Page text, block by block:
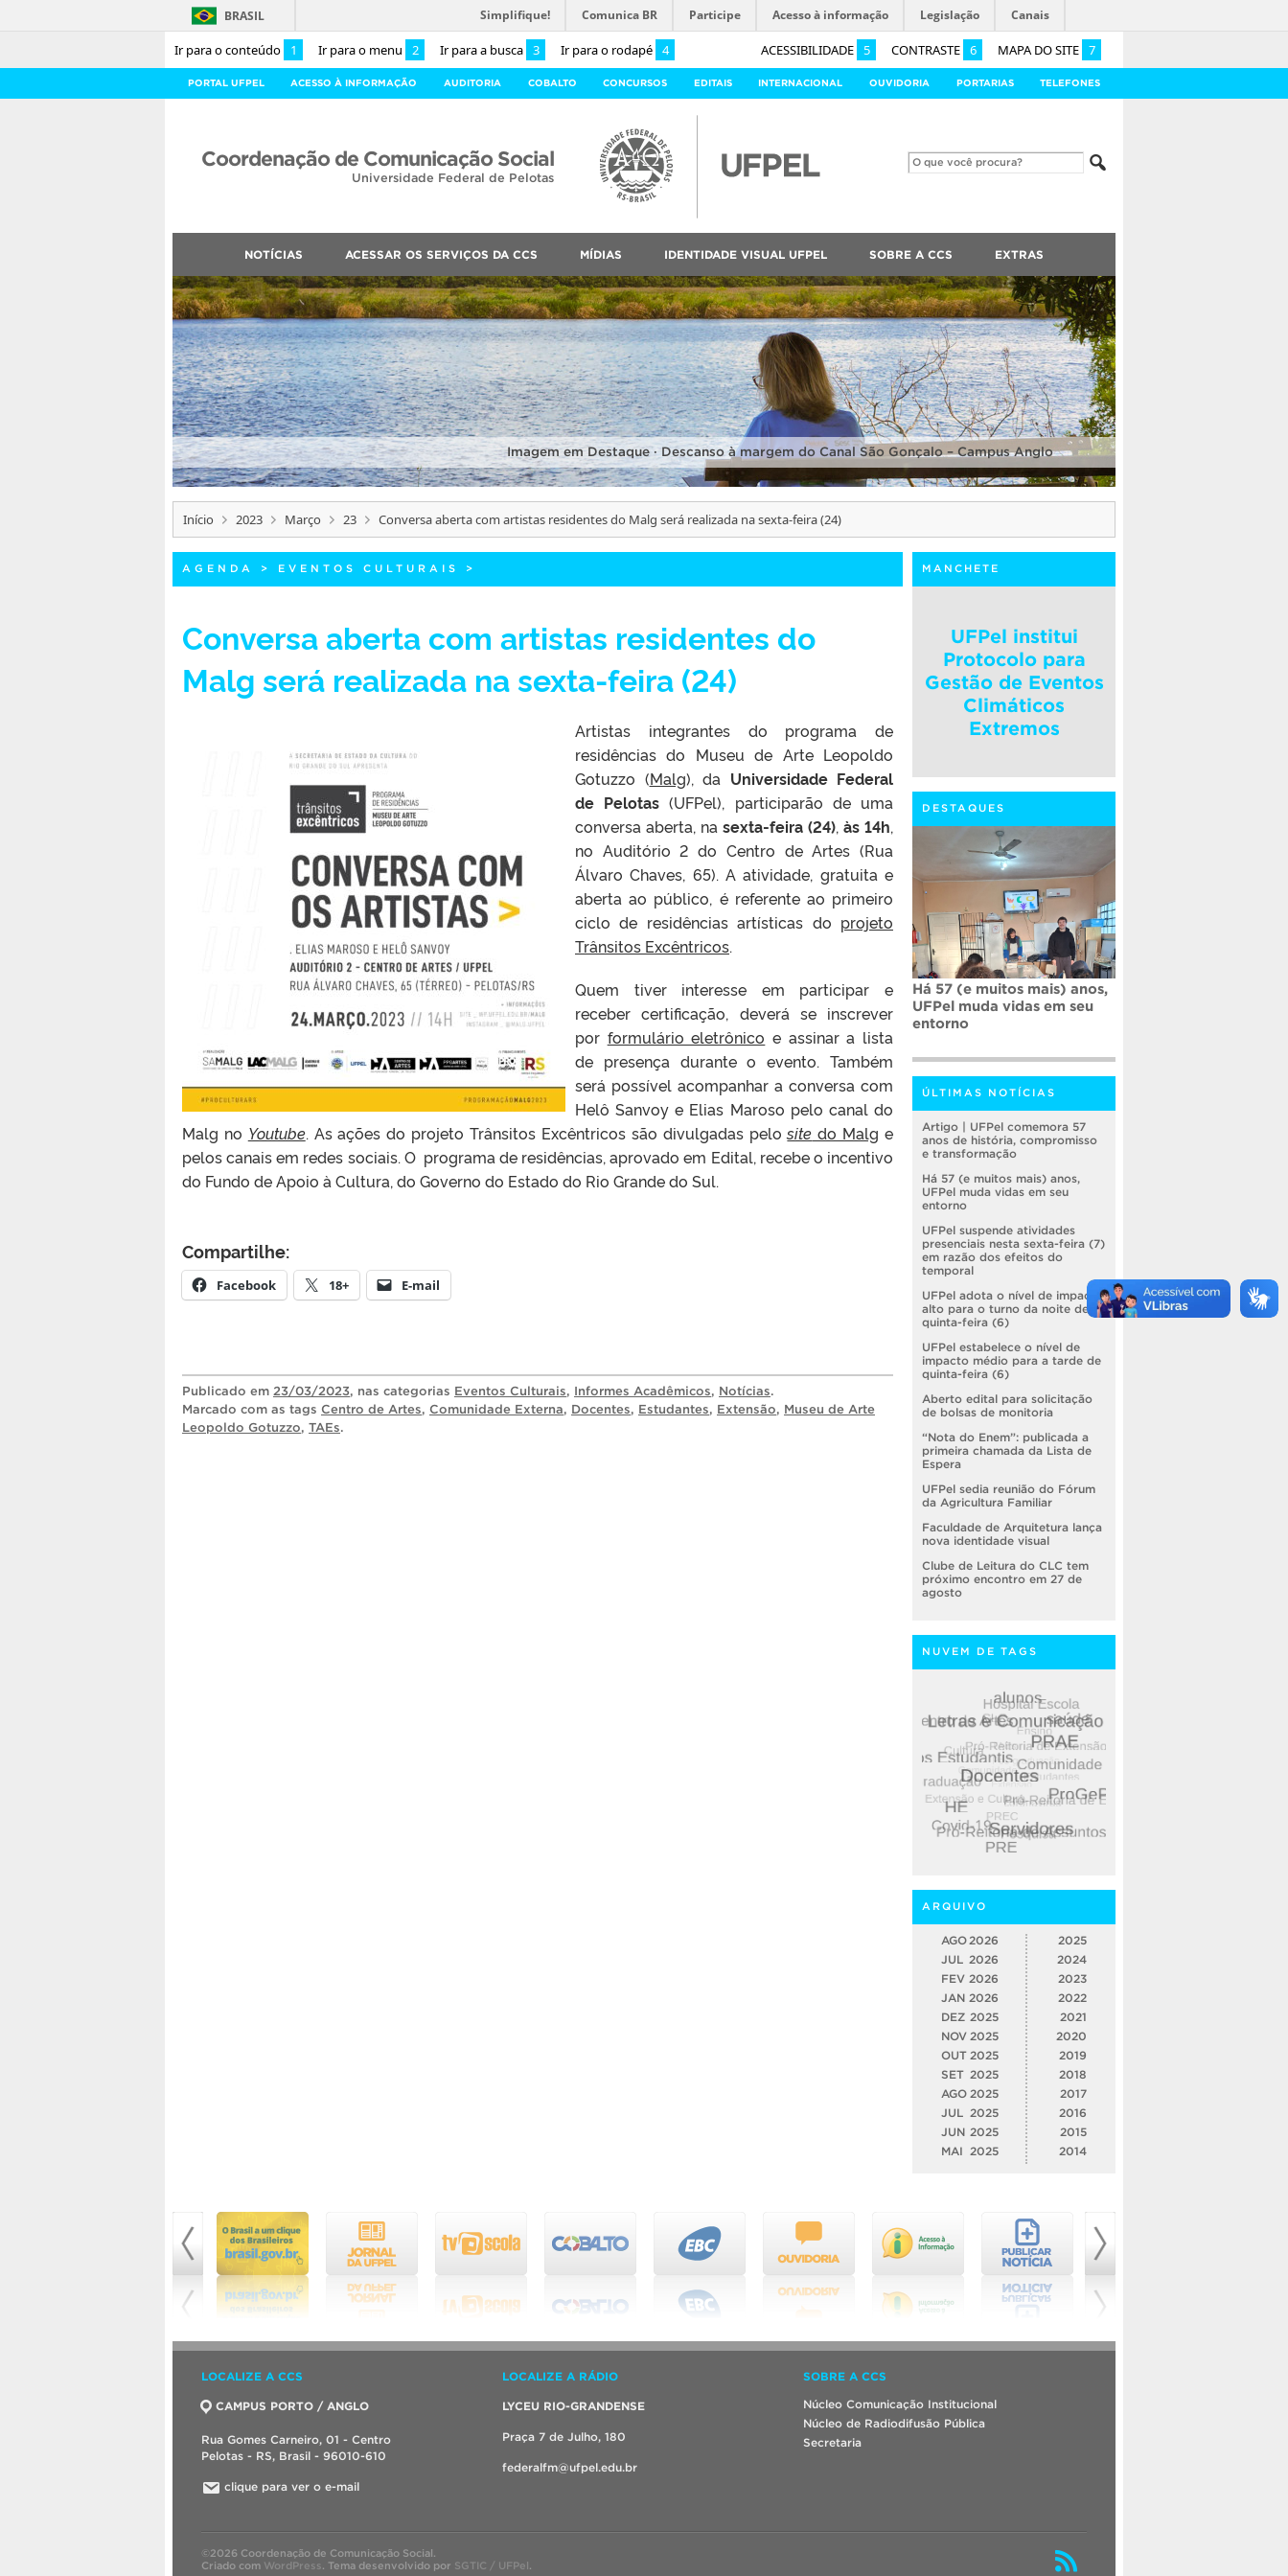
Ir para o conteúdo 1 Ir para o menu 2 Ir para a busca 3 Ir para o rodapé 4 ACESSIBILIDADE 5 CONTRASTE 6 MAPA DO SITE 7
BRASIL Simplifique! Comunica BR Participe Acesso à informação Legislação Canais
PORTAL UFPEL ACESSO À INFORMAÇÃO AUDITORIA COBALTO CONCURSOS EDITAIS INTERNACIONAL OUVIDORIA PORTARIAS TELEFONES
Coordenação de Comunicação Social
Universidade Federal de Pelotas
NOTÍCIAS ACESSAR OS SERVIÇOS DA CCS MÍDIAS IDENTIDADE VISUAL UFPEL SOBRE A CCS EXTRAS
Imagem em Destaque · Descanso à margem do Canal São Gonçalo – Campus Anglo
Início 2023 Março 23 Conversa aberta com artistas residentes do Malg será realizada na sexta-feira (24)
AGENDA > EVENTOS CULTURAIS >
Conversa aberta com artistas residentes do
Malg será realizada na sexta-feira (24)
Artistas integrantes do programa de
residências do Museu de Arte Leopoldo
Gotuzzo (Malg), da Universidade Federal
de Pelotas (UFPel), participarão de uma
conversa aberta, na sexta-feira (24), às 14h,
no Auditório 2 do Centro de Artes (Rua
Álvaro Chaves, 65). A atividade, gratuita e
aberta ao público, é referente ao primeiro
ciclo de residências artísticas do projeto
Trânsitos Excêntricos.
Quem tiver interesse em participar e
receber certificação, deverá se inscrever
por formulário eletrônico e assinar a lista
de presença durante o evento. Também
será possível acompanhar a conversa com
Helô Sanvoy e Elias Maroso pelo canal do
Malg no Youtube. As ações do projeto Trânsitos Excêntricos são divulgadas pelosite do Malg e
pelos canais em redes sociais. O programa de residências, aprovado em Edital, recebe o incentivo
do Fundo de Apoio à Cultura, do Governo do Estado do Rio Grande do Sul.
Compartilhe:
Facebook 18+ E-mail
Publicado em 23/03/2023, nas categorias Eventos Culturais, Informes Acadêmicos, Notícias.
Marcado com as tags Centro de Artes, Comunidade Externa, Docentes, Estudantes, Extensão, Museu de Arte
Leopoldo Gotuzzo, TAEs.
MANCHETE
UFPel institui
Protocolo para
Gestão de Eventos
Climáticos
Extremos
DESTAQUES
Há 57 (e muitos mais) anos,
UFPel muda vidas em seu
entorno
ÚLTIMAS NOTÍCIAS
Artigo | UFPel comemora 57
anos de história, compromisso
e transformação
Há 57 (e muitos mais) anos,
UFPel muda vidas em seu
entorno
UFPel suspende atividades
presenciais nesta sexta-feira (7)
em razão dos efeitos do
temporal
UFPel adota o nível de impacto
alto para o turno da noite de
quinta-feira (6)
UFPel estabelece o nível de
impacto médio para a tarde de
quinta-feira (6)
Aberto edital para solicitação
de bolsas de monitoria
“Nota do Enem”: publicada a
primeira chamada da Lista de
Espera
UFPel sedia reunião do Fórum
da Agricultura Familiar
Faculdade de Arquitetura lança
nova identidade visual
Clube de Leitura do CLC tem
próximo encontro em 27 de
agosto
NUVEM DE TAGS
ARQUIVO
AGO 2026
JUL 2026
FEV 2026
JAN 2026
DEZ 2025
NOV 2025
OUT 2025
SET 2025
AGO 2025
JUL
2025
JUN 2025
MAI
2025
2025
2024
2023
2022
2021
2020
2019
2018
2017
2016
2015
2014
LOCALIZE A CCS
CAMPUS PORTO / ANGLO
Rua Gomes Carneiro, 01 - Centro
Pelotas - RS, Brasil - 96010-610
clique para ver o e-mail
LOCALIZE A RÁDIO
LYCEU RIO-GRANDENSE
Praça 7 de Julho, 180
federalfm@ufpel.edu.br
SOBRE A CCS
Núcleo Comunicação Institucional
Núcleo de Radiodifusão Pública
Secretaria
©2026 Coordenação de Comunicação Social.
Criado com WordPress. Tema desenvolvido por SGTIC / UFPel .